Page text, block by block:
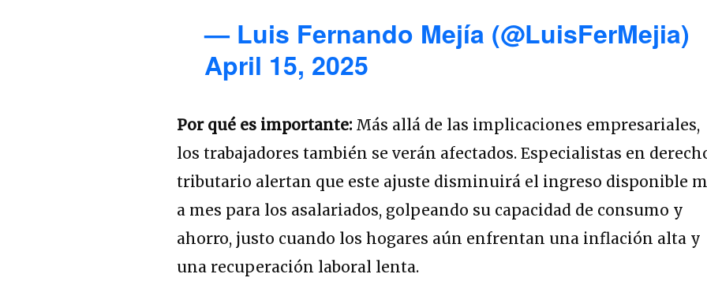
— Luis Fernando Mejía (@LuisFerMejia)
April 15, 2025
Por qué es importante: Más allá de las implicaciones empresariales,
los trabajadores también se verán afectados. Especialistas en
tributario alertan que este ajuste disminuirá el ingreso disponible
a mes para los asalariados, golpeando su capacidad de consumo y
ahorro, justo cuando los hogares aún enfrentan una inflación alta y
una recuperación laboral lenta.